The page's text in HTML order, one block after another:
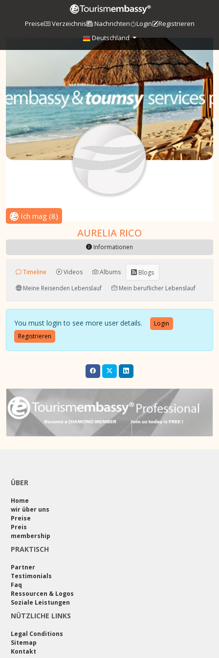
Preise Verzeichnis Nachrichten Login
Registrieren
Deutschland
Ich mag (8)
AURELIA RICO
Informationen
Timeline Videos Albums
Blogs
Meine Reisenden Lebenslauf
Mein beruflicher Lebenslauf
You must login to see more user details.
Login
Registrieren
ÜBER
Home
wir über uns
Preise
Preis
membership
PRAKTISCH
Partner
Testimonials
Faq
Ressourcen & Logos
Soziale Leistungen
NÜTZLICHE LINKS
Legal Conditions
Sitemap
Kontakt